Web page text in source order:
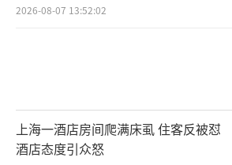
2026-08-07 13:52:02
上海一酒店房间爬满床虱 住客反被怼
酒店态度引众怒